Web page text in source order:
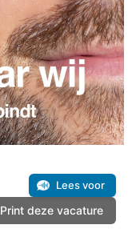
Print deze vacature
Lees voor